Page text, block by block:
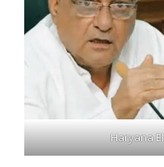
Haryana